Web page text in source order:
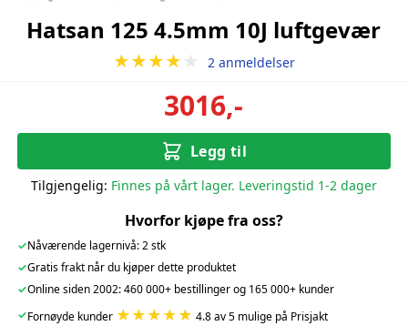
Hatsan 125 4.5mm 10J luftgevær
★★★★ ★ 2 anmeldelser
3016,-
Legg til
Tilgjengelig: Finnes på vårt lager. Leveringstid 1-2 dager
Hvorfor kjøpe fra oss?
✓Nåværende lagernivå: 2 stk
✓Gratis frakt når du kjøper dette produktet
✓Online siden 2002: 460 000+ bestillinger og 165 000+ kunder
✓Fornøyde kunder ★★★★★ 4.8 av 5 mulige på Prisjakt